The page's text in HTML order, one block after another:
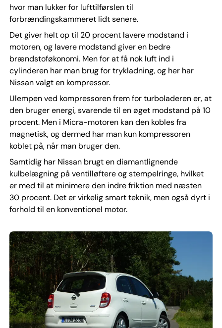
hvor man lukker for lufttilførslen til
forbrændingskammeret lidt senere.
Det giver helt op til 20 procent lavere modstand i
motoren, og lavere modstand giver en bedre
brændstoføkonomi. Men for at få nok luft ind i
cylinderen har man brug for trykladning, og her har
Nissan valgt en kompressor.
Ulempen ved kompressoren frem for turboladeren er, at
den bruger energi, svarende til en øget modstand på 10
procent. Men i Micra-motoren kan den kobles fra
magnetisk, og dermed har man kun kompressoren
koblet på, når man bruger den.
Samtidig har Nissan brugt en diamantlignende
kulbelægning på ventilløftere og stempelringe, hvilket
er med til at minimere den indre friktion med næsten
30 procent. Det er virkelig smart teknik, men også dyrt i
forhold til en konventionel motor.